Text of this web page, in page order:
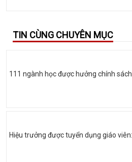
TIN CÙNG CHUYÊN MỤC
111 ngành học được hưởng chính
Hiệu trưởng được tuyển dụng giáo